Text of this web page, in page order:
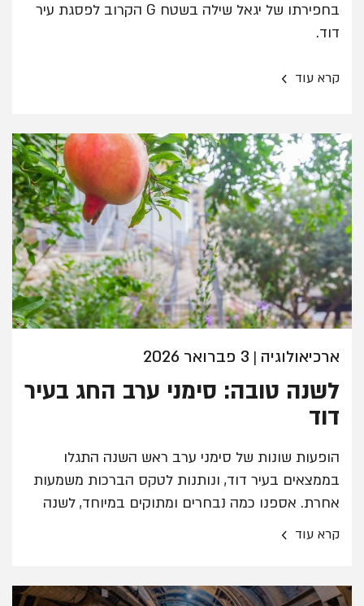
בחפירתו של יגאל שילה בשטח G הקרוב לפסגת עיר
דוד.
קרא עוד ›
ארכיאולוגיה | 3 פברואר 2026
לשנה טובה: סימני ערב החג בעיר
דוד
הופעות שונות של סימני ערב ראש השנה התגלו
בממצאים בעיר דוד, ונותנות לטקס הברכות משמעות
אחרת. אספנו כמה נבחרים ומתוקים במיוחד, לשנה
קרא עוד ›